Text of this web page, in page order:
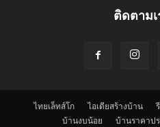
ติดตาม
ไทยเล็ทส์โก ไอเดียสร้างบ้าน
บ้านงบน้อย
บ้านราคาป